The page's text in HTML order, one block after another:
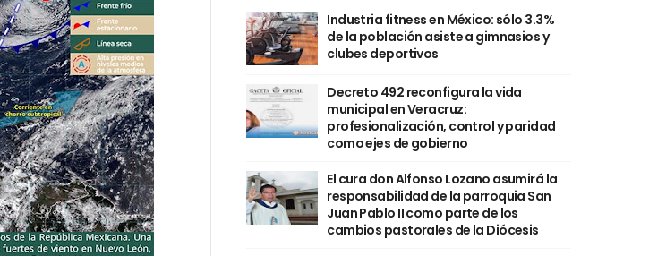
Industria fitness en México: sólo 3.3%
de la población asiste a gimnasios y
clubes deportivos
Decreto 492 reconfigura la vida
municipal en Veracruz:
profesionalización, control y paridad
como ejes de gobierno
El cura don Alfonso Lozano asumirá la
responsabilidad de la parroquia San
Juan Pablo II como parte de los
cambios pastorales de la Diócesis